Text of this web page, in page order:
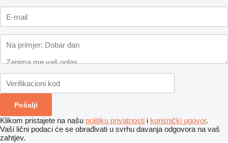
Klikom pristajete na našu politiku privatnosti i korisnički ugovor.
Vaši lični podaci će se obrađivati ​​u svrhu davanja odgovora na vaš
zahtjev.